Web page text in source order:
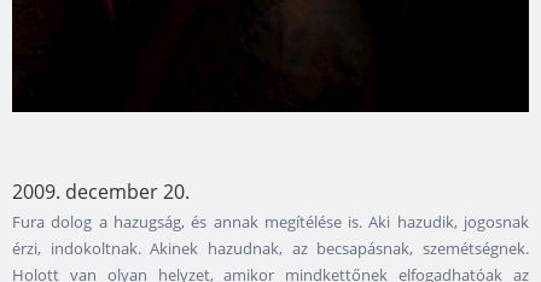
2009. december 20.
Fura dolog a hazugság, és annak megítélése is. Aki hazudik, jogosnak
érzi, indokoltnak. Akinek hazudnak, az becsapásnak, szemétségnek.
Holott van olyan helyzet, amikor mindkettőnek elfogadhatóak az